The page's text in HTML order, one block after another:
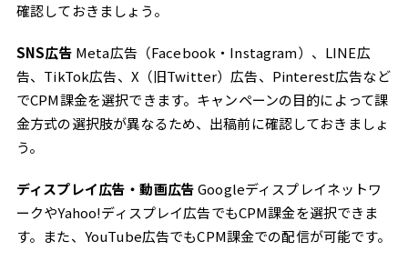
確認しておきましょう。
SNS広告 Meta広告（Facebook・Instagram）、LINE広
告、TikTok広告、X（旧Twitter）広告、Pinterest広告など
でCPM課金を選択できます。キャンペーンの目的によって課
金方式の選択肢が異なるため、出稿前に確認しておきましょ
う。
ディスプレイ広告・動画広告Googleディスプレイネットワ
ークやYahoo!ディスプレイ広告でもCPM課金を選択できま
す。また、YouTube広告でもCPM課金での配信が可能です。